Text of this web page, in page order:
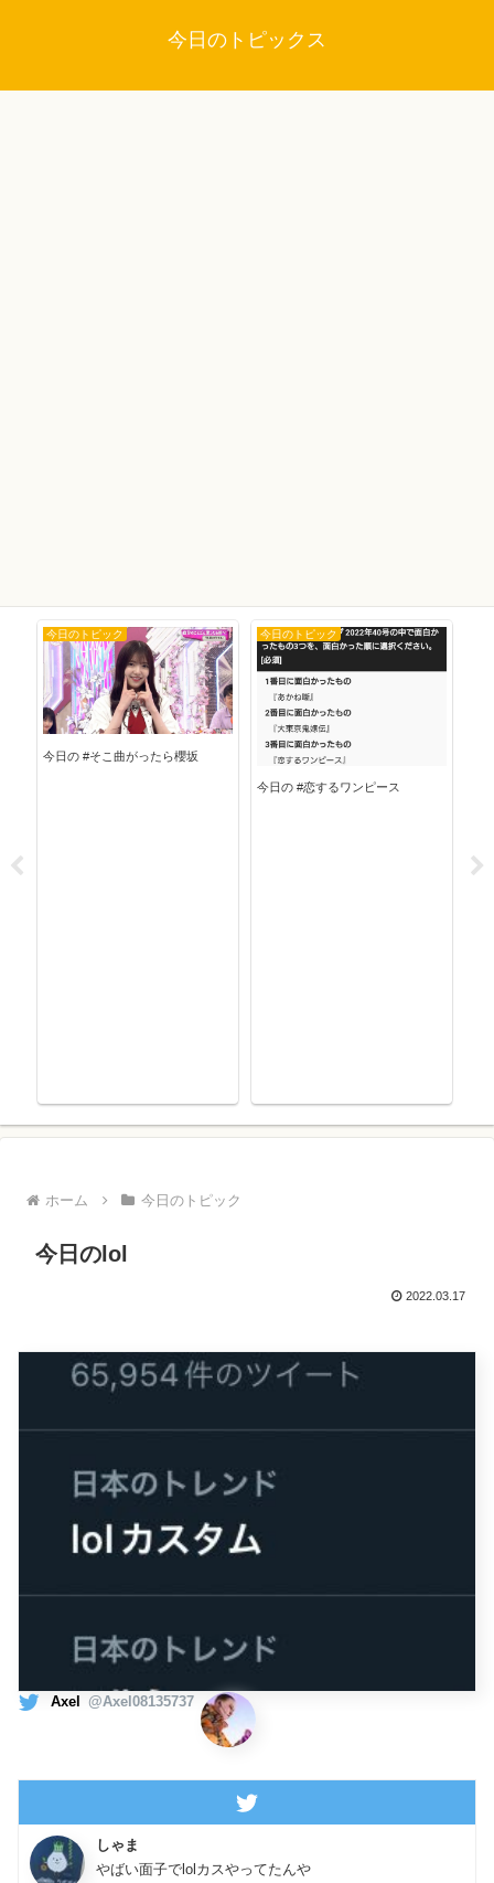
今日のトピックス
今日のトピック
今日の #そこ曲がったら櫻坂
今日のトピック
今日の #恋するワンピース
ホーム 今日のトピック
今日のlol
2022.03.17
Axel @Axel08135737
しゃま
やばい面子でlolカスやってたんや